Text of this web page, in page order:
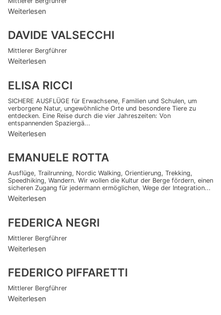
Weiterlesen
DAVIDE VALSECCHI
Mittlerer Bergführer
Weiterlesen
ELISA RICCI
SICHERE AUSFLÜGE für Erwachsene, Familien und Schulen, um
verborgene Natur, ungewöhnliche Orte und besondere Tiere zu
entdecken. Eine Reise durch die vier Jahreszeiten: Von
entspannenden Spaziergä...
Weiterlesen
EMANUELE ROTTA
Ausflüge, Trailrunning, Nordic Walking, Orientierung, Trekking,
Speedhiking, Wandern. Wir wollen die Kultur der Berge fördern, einen
sicheren Zugang für jedermann ermöglichen, Wege der Integration...
Weiterlesen
FEDERICA NEGRI
Mittlerer Bergführer
Weiterlesen
FEDERICO PIFFARETTI
Mittlerer Bergführer
Weiterlesen